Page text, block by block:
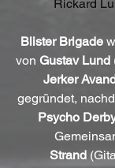
Rickard
Blister Brigade
von Gustav Lund
Jerker
gegründet,
Psycho
Strand